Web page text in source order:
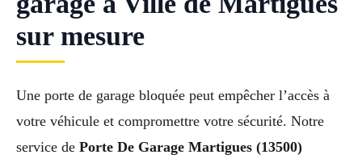
sur mesure
Une porte de garage bloquée peut empêcher l’accès à
votre véhicule et compromettre votre sécurité. Notre
service de Porte De Garage Martigues (13500)